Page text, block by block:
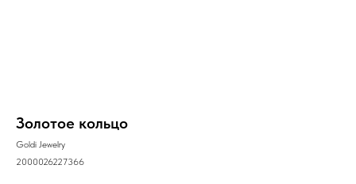
Золотое кольцо
Goldi Jewelry
2000026227366